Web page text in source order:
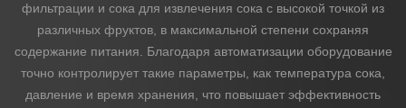
фильтрации и сока для извлечения сока с высокой точкой из
различных фруктов, в максимальной степени сохраняя
содержание питания. Благодаря автоматизации оборудование
точно контролирует такие параметры, как температура сока,
давление и время хранения, что повышает эффективность